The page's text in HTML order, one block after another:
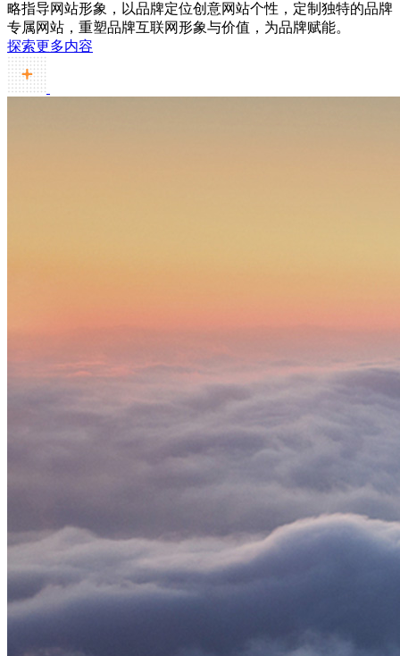
略指导网站形象，以品牌定位创意网站个性，定制独特的品牌
专属网站，重塑品牌互联网形象与价值，为品牌赋能。
探索更多内容